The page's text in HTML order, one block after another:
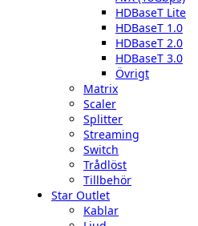
HDBaseT Lite
HDBaseT 1.0
HDBaseT 2.0
HDBaseT 3.0
Övrigt
Matrix
Scaler
Splitter
Streaming
Switch
Trådlöst
Tillbehör
Star Outlet
Kablar